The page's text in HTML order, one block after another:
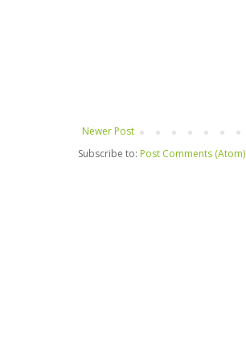
Newer Post
Subscribe to: Post Comments (Atom)